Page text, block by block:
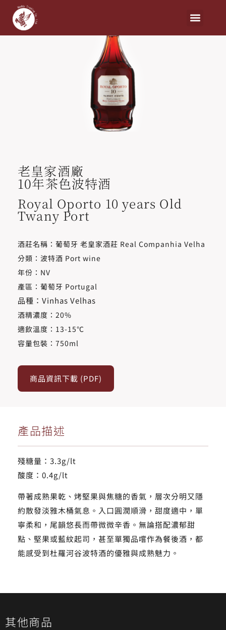
老皇家酒廠
10年茶色波特酒
Royal Oporto 10 years Old
Twany Port
酒莊名稱：葡萄牙 老皇家酒莊 Real Companhia Velha
分類：波特酒 Port wine
年份：NV
產區：葡萄牙 Portugal
品種：Vinhas Velhas
酒精濃度​：20%
適飲溫度​：13-15℃
容量包裝：750ml
商品資訊下載 (PDF)
產品描述
殘糖量：3.3g/lt
酸度：0.4g/lt
帶著成熟果乾、烤堅果與焦糖的香氣，層次分明又隱
約散發淡雅木桶氣息。入口圓潤順滑，甜度適中，單
寧柔和，尾韻悠長而帶微微辛香。無論搭配濃郁甜
點、堅果或藍紋起司，甚至單獨品嚐作為餐後酒，都
能感受到杜羅河谷波特酒的優雅與成熟魅力。
其他商品